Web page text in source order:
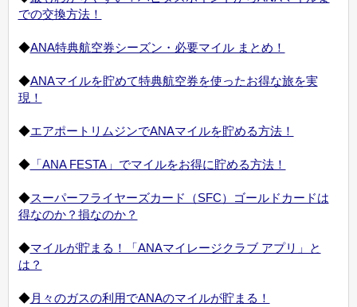
での交換方法！
◆ANA特典航空券シーズン・必要マイル まとめ！
◆ANAマイルを貯めて特典航空券を使ったお得な旅を実
現！
◆エアポートリムジンでANAマイルを貯める方法！
◆「ANA FESTA」でマイルをお得に貯める方法！
◆スーパーフライヤーズカード（SFC）ゴールドカードは
得なのか？損なのか？
◆マイルが貯まる！「ANAマイレージクラブ アプリ」と
は？
◆月々のガスの利用でANAのマイルが貯まる！